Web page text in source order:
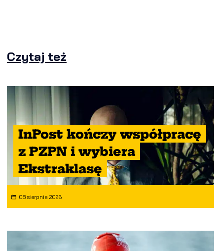
Czytaj też
InPost kończy współpracę
z PZPN i wybiera
Ekstraklasę
08 sierpnia 2026